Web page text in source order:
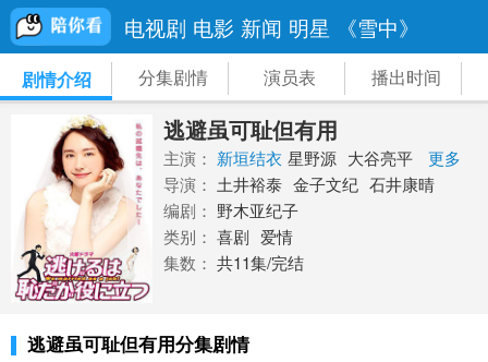
电视剧 电影 新闻 明星 《雪中》
剧情介绍 分集剧情 演员表 播出时间
逃避虽可耻但有用
主演： 新垣结衣 星野源 大谷亮平
更多
导演： 土井裕泰 金子文纪 石井康晴
编剧： 野木亚纪子
类别： 喜剧 爱情
集数： 共11集/完结
逃避虽可耻但有用分集剧情